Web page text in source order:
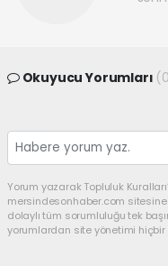
Okuyucu Yorumları
Yorum yazarak Topluluk
mersindesonhaber.com sitesine
dolaylı tüm sorumluluğu tek
yorumlardan site yönetimi